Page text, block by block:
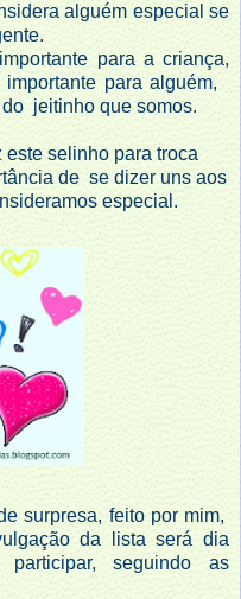
alguém especial se
para a criança,
para alguém,
jeitinho que somos.
selinho para troca
de se dizer uns aos
especial.
surpresa, feito por mim,
da lista será dia
seguindo as